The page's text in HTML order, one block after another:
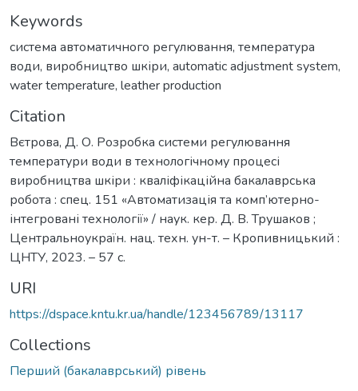
Keywords
система автоматичного регулювання, температура
води, виробництво шкіри, automatic adjustment system,
water temperature, leather production
Citation
Вєтрова, Д. О. Розробка системи регулювання
температури води в технологічному процесі
виробництва шкіри : кваліфікаційна бакалаврська
робота : спец. 151 «Автоматизація та комп’ютерно-
інтегровані технології» / наук. кер. Д. В. Трушаков ;
Центральноукраїн. нац. техн. ун-т. – Кропивницький :
ЦНТУ, 2023. – 57 с.
URI
https://dspace.kntu.kr.ua/handle/123456789/13117
Collections
Перший (бакалаврський) рівень